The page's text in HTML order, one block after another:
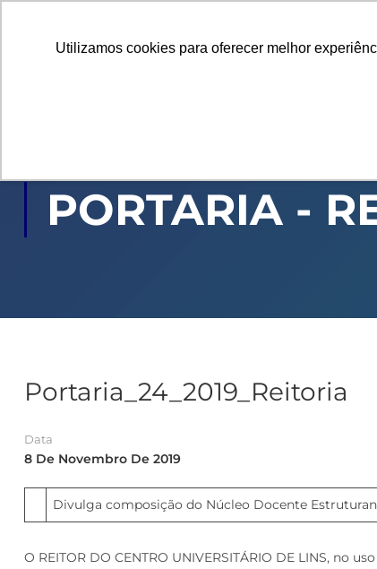
Utilizamos cookies para oferecer melhor
PORTARIA -
Portaria_24_2019_Reitoria
Data
8 De Novembro De 2019
Divulga composição do Núcleo Docente
O REITOR DO CENTRO UNIVERSITÁRIO DE LINS,